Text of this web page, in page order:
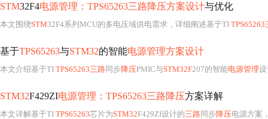
STM32F4电源管理：TPS65263三路降压方案设计与优化
本文围绕STM32F4系列MCU的多电压域供电需求，详细阐述基于TI TPS65263
基于TPS65263与STM32的智能电源管理方案设计
本文介绍基于TI TPS65263三路同步降压PMIC与STM32F207的智能电源管理
STM32F429ZI电源管理：TPS65263三路降压方案详解
本文详解基于TI TPS65263芯片为STM32F429ZI设计的三路同步降压电源方案，涵盖芯片特性、外围元件计算（电感/电容选型）、